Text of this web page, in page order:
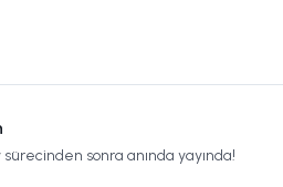
sürecinden sonra anında yayında!